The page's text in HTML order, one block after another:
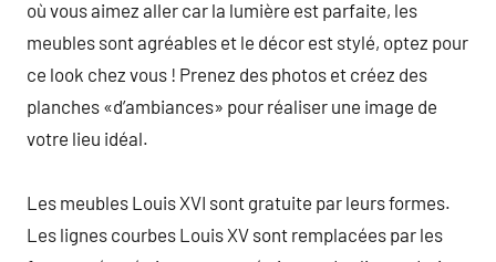
où vous aimez aller car la lumière est parfaite, les
meubles sont agréables et le décor est stylé, optez pour
ce look chez vous ! Prenez des photos et créez des
planches «d’ambiances» pour réaliser une image de
votre lieu idéal.
Les meubles Louis XVI sont gratuite par leurs formes.
Les lignes courbes Louis XV sont remplacées par les